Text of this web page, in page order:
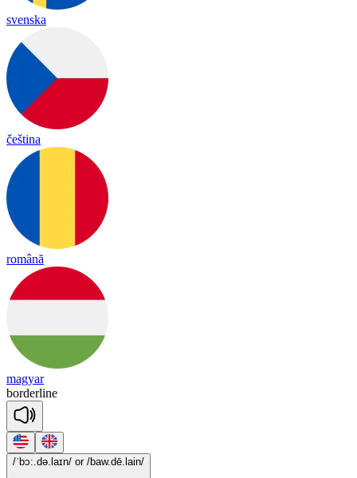
svenska
čeština
română
magyar
borderline
/ˈbɔ:.də.laɪn/ or /baw.dē.lain/